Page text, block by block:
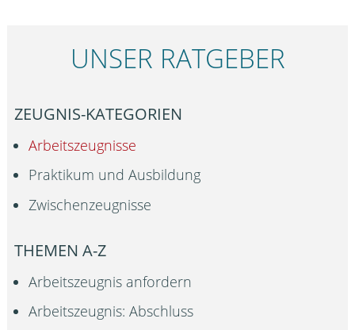
UNSER RATGEBER
ZEUGNIS-KATEGORIEN
Arbeitszeugnisse
Praktikum und Ausbildung
Zwischenzeugnisse
THEMEN A-Z
Arbeitszeugnis anfordern
Arbeitszeugnis: Abschluss